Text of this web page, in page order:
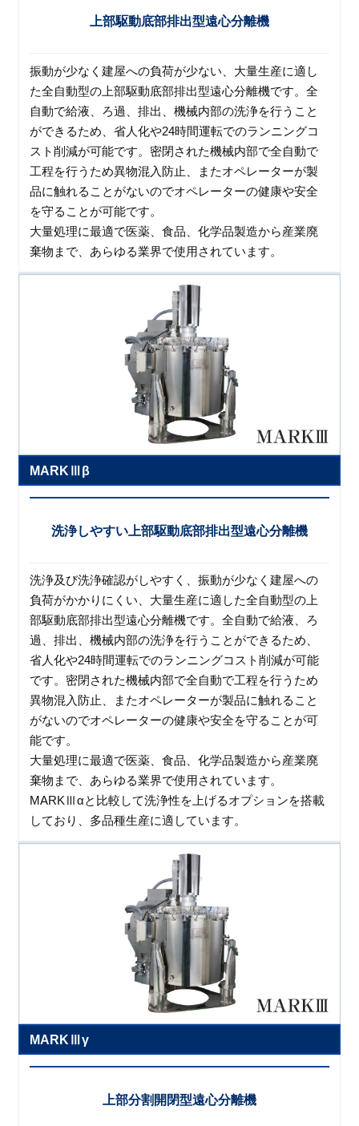
上部駆動底部排出型遠心分離機
振動が少なく建屋への負荷が少ない、大量生産に適し
た全自動型の上部駆動底部排出型遠心分離機です。全
自動で給液、ろ過、排出、機械内部の洗浄を行うこと
ができるため、省人化や24時間運転でのランニングコ
スト削減が可能です。密閉された機械内部で全自動で
工程を行うため異物混入防止、またオペレーターが製
品に触れることがないのでオペレーターの健康や安全
を守ることが可能です。
大量処理に最適で医薬、食品、化学品製造から産業廃
棄物まで、あらゆる業界で使用されています。
MARKⅢβ
洗浄しやすい上部駆動底部排出型遠心分離機
洗浄及び洗浄確認がしやすく、振動が少なく建屋への
負荷がかかりにくい、大量生産に適した全自動型の上
部駆動底部排出型遠心分離機です。全自動で給液、ろ
過、排出、機械内部の洗浄を行うことができるため、
省人化や24時間運転でのランニングコスト削減が可能
です。密閉された機械内部で全自動で工程を行うため
異物混入防止、またオペレーターが製品に触れること
がないのでオペレーターの健康や安全を守ることが可
能です。
大量処理に最適で医薬、食品、化学品製造から産業廃
棄物まで、あらゆる業界で使用されています。
MARKⅢαと比較して洗浄性を上げるオプションを搭載
しており、多品種生産に適しています。
MARKⅢγ
上部分割開閉型遠心分離機